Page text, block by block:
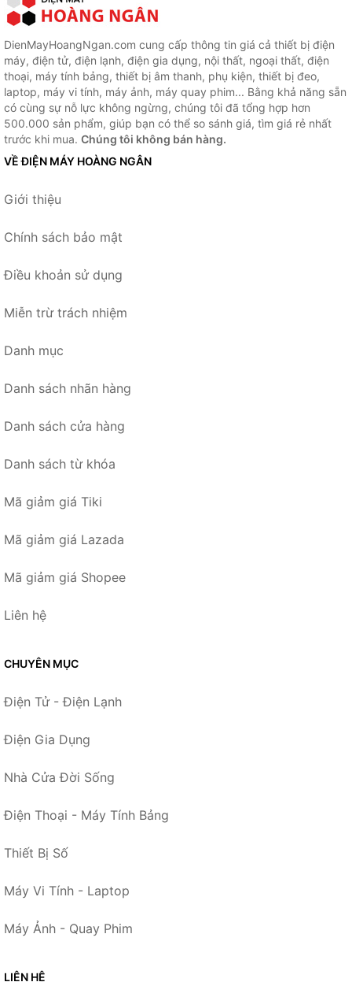
DienMayHoangNgan.com cung cấp thông tin giá cả thiết bị điện
máy, điện tử, điện lạnh, điện gia dụng, nội thất, ngoại thất, điện
thoại, máy tính bảng, thiết bị âm thanh, phụ kiện, thiết bị đeo,
laptop, máy vi tính, máy ảnh, máy quay phim... Bằng khả năng sẵn
có cùng sự nỗ lực không ngừng, chúng tôi đã tổng hợp hơn
500.000 sản phẩm, giúp bạn có thể so sánh giá, tìm giá rẻ nhất
trước khi mua. Chúng tôi không bán hàng.
VỀ ĐIỆN MÁY HOÀNG NGÂN
Giới thiệu
Chính sách bảo mật
Điều khoản sử dụng
Miễn trừ trách nhiệm
Danh mục
Danh sách nhãn hàng
Danh sách cửa hàng
Danh sách từ khóa
Mã giảm giá Tiki
Mã giảm giá Lazada
Mã giảm giá Shopee
Liên hệ
CHUYÊN MỤC
Điện Tử - Điện Lạnh
Điện Gia Dụng
Nhà Cửa Đời Sống
Điện Thoại - Máy Tính Bảng
Thiết Bị Số
Máy Vi Tính - Laptop
Máy Ảnh - Quay Phim
LIÊN HỆ